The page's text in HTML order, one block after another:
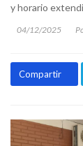
y horario
04/12/2025
Compartir